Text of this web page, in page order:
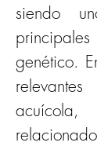
siendo
genético.